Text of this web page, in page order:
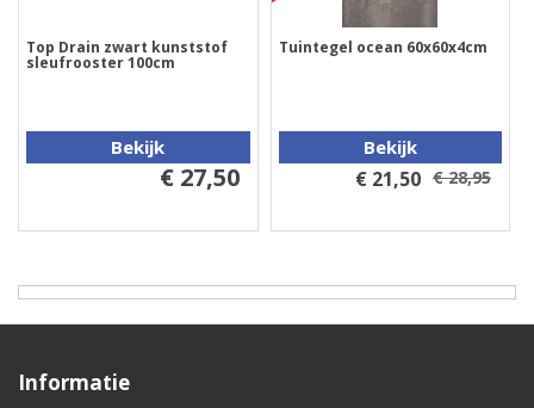
Top Drain zwart kunststof
sleufrooster 100cm
Bekijk
€ 27,50
Tuintegel ocean 60x60x4cm
Bekijk
€ 21,50 € 28,95
Informatie